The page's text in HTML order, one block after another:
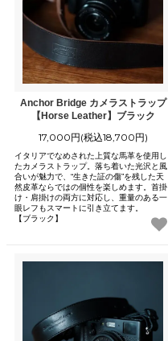
Anchor Bridge カメラストラップ
【Horse Leather】ブラック
17,000円(税込18,700円)
イタリアでなめされた上質な馬革を使用し
たカメラストラップ。落ち着いた光沢と風
合いが魅力で、“生きた証の傷”を残した天
然皮革ならではの個性を楽しめます。首掛
け・肩掛けの両方に対応し、重量のある一
眼レフもスマートに引き立てます。
【ブラック】